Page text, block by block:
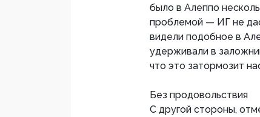
было в Алеппо
проблемой — ИГ не
видели подобное в
удерживали в
что это затормозит
Без продовольствия
С другой стороны,